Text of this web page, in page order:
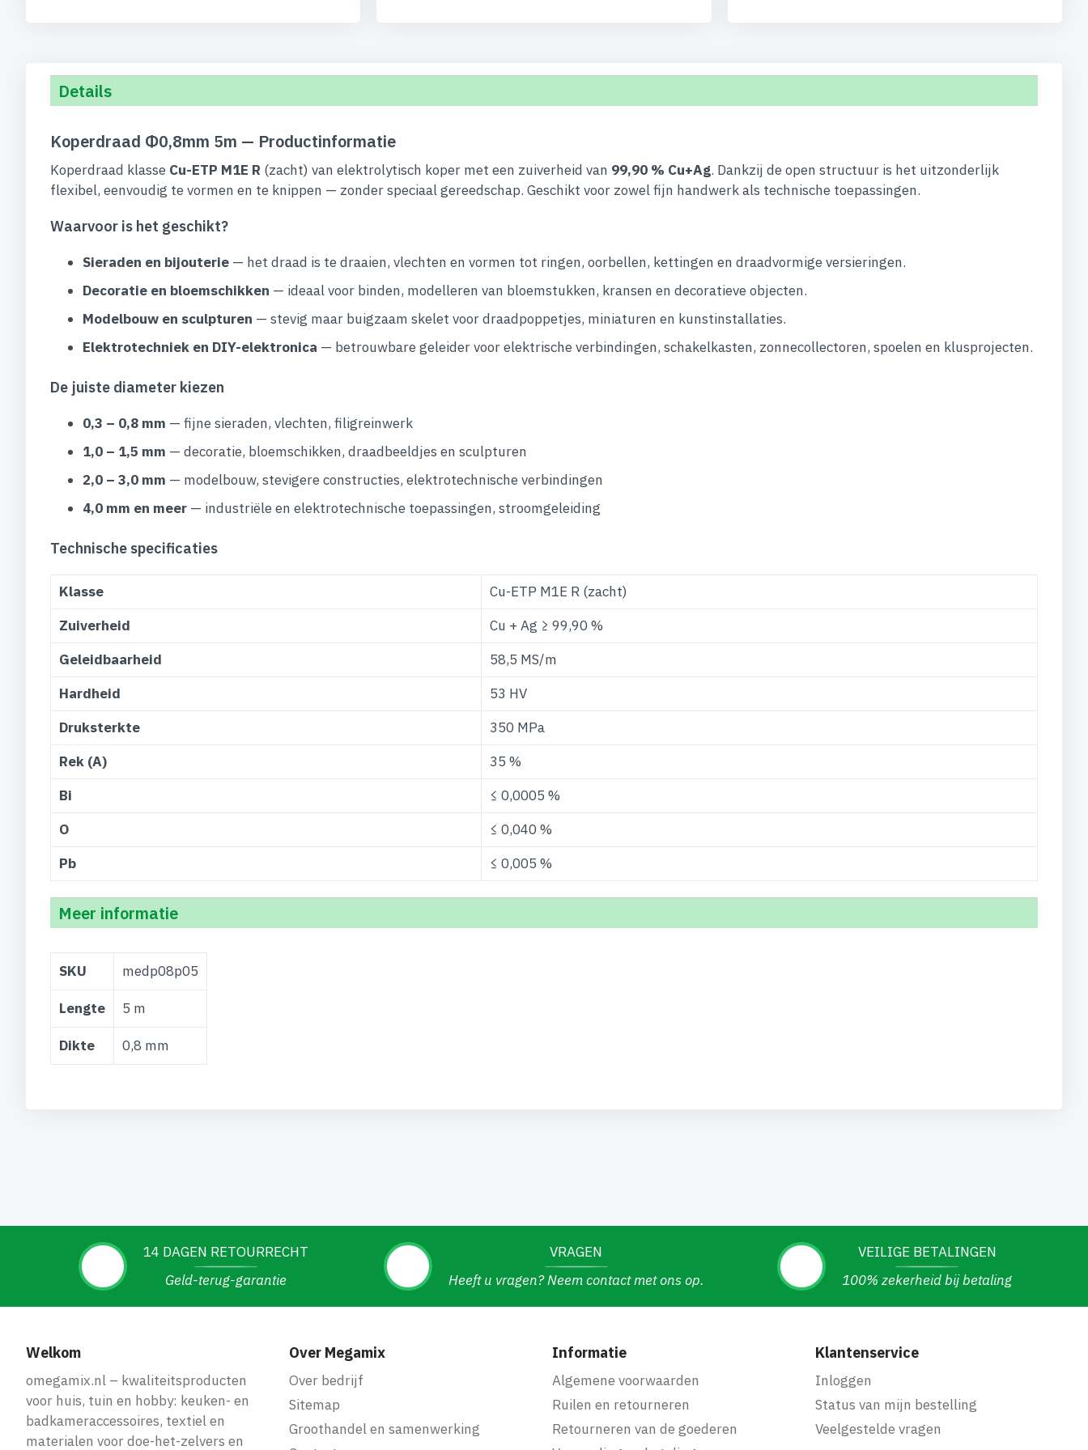
gallerij
Details
Koperdraad Φ0,8mm 5m — Productinformatie
Koperdraad klasse Cu-ETP M1E R (zacht) van elektrolytisch koper met een zuiverheid van 99,90 % Cu+Ag. Dankzij de open structuur is het uitzonderlijk
flexibel, eenvoudig te vormen en te knippen — zonder speciaal gereedschap. Geschikt voor zowel fijn handwerk als technische toepassingen.
Waarvoor is het geschikt?
Sieraden en bijouterie — het draad is te draaien, vlechten en vormen tot ringen, oorbellen, kettingen en draadvormige versieringen.
Decoratie en bloemschikken — ideaal voor binden, modelleren van bloemstukken, kransen en decoratieve objecten.
Modelbouw en sculpturen — stevig maar buigzaam skelet voor draadpoppetjes, miniaturen en kunstinstallaties.
Elektrotechniek en DIY-elektronica — betrouwbare geleider voor elektrische verbindingen, schakelkasten, zonnecollectoren, spoelen en klusprojecten.
De juiste diameter kiezen
0,3 – 0,8 mm — fijne sieraden, vlechten, filigreinwerk
1,0 – 1,5 mm — decoratie, bloemschikken, draadbeeldjes en sculpturen
2,0 – 3,0 mm — modelbouw, stevigere constructies, elektrotechnische verbindingen
4,0 mm en meer — industriële en elektrotechnische toepassingen, stroomgeleiding
Technische specificaties
Klasse
Cu-ETP M1E R (zacht)
Zuiverheid
Cu + Ag ≥ 99,90 %
Geleidbaarheid
58,5 MS/m
Hardheid
53 HV
Druksterkte
350 MPa
Rek (A)
35 %
Bi
≤ 0,0005 %
O
≤ 0,040 %
Pb
≤ 0,005 %
Meer informatie
informatie
SKU medp08p05
Lengte 5 m
Dikte 0,8 mm
14 DAGEN RETOURRECHT
Geld-terug-garantie
VRAGEN
Heeft u vragen? Neem contact met ons op.
VEILIGE BETALINGEN
100% zekerheid bij betaling
Welkom
omegamix.nl – kwaliteitsproducten
voor huis, tuin en hobby: keuken- en
badkameraccessoires, textiel en
materialen voor doe-het-zelvers en
Over Megamix
Over bedrijf
Sitemap
Groothandel en samenwerking
Informatie
Algemene voorwaarden
Ruilen en retourneren
Retourneren van de goederen
Klantenservice
Inloggen
Status van mijn bestelling
Veelgestelde vragen